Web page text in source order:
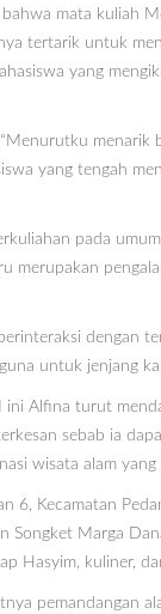
mata kuliah
tertarik untuk
yang
menarik
yang tengah
pada
merupakan
dengan
untuk jenjang
ini Alfina turut
sebab ia
wisata alam yang
6, Kecamatan
Songket Marga
Hasyim, kuliner,
pemandangan